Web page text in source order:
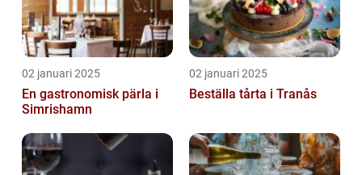
02 januari 2025
En gastronomisk pärla i
Simrishamn
02 januari 2025
Beställa tårta i Tranås